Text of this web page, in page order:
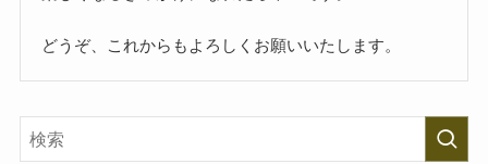
どうぞ、これからもよろしくお願いいたします。